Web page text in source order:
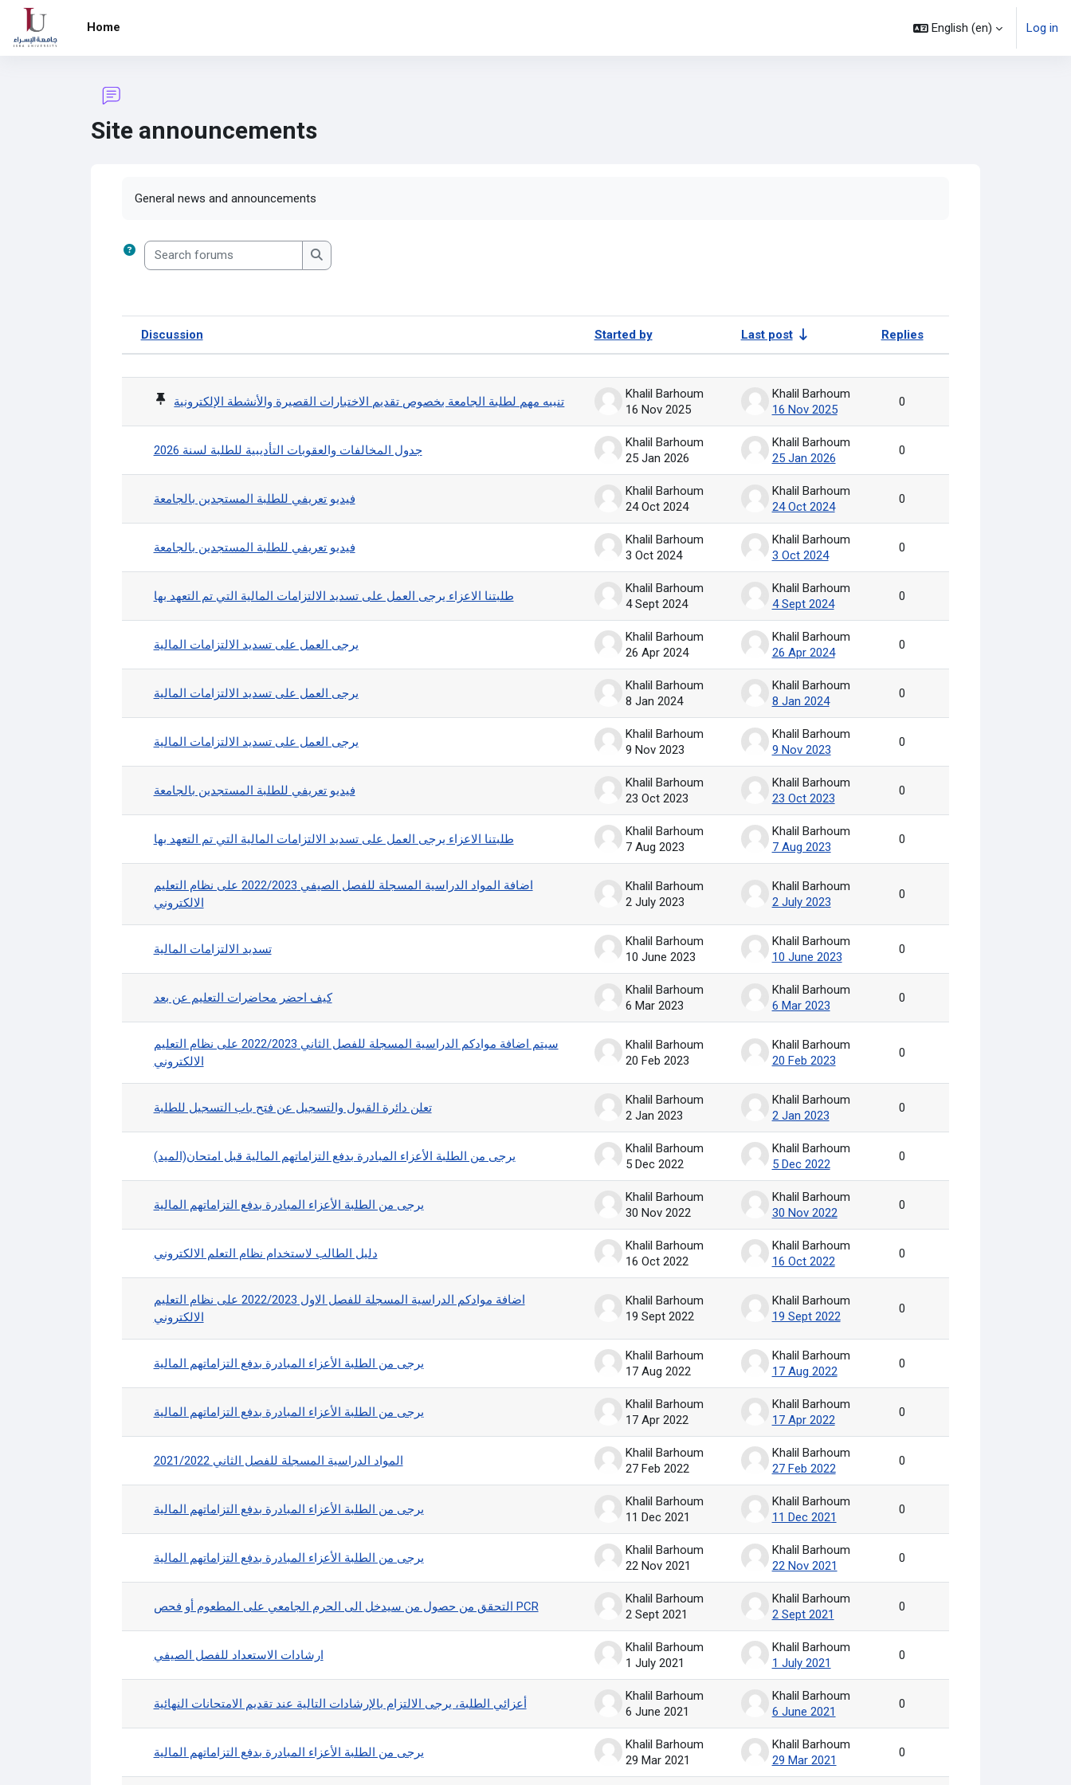
Skip to main content
Home
English ‎(en)‎ Log in
Site announcements
General news and announcements
Search forums
Search forums
Status
Discussion Started by Last post
Replies
Actions
تنبيه مهم لطلبة الجامعة بخصوص تقديم الاختبارات القصيرة والأنشطة الإلكترونية
Khalil Barhoum
16 Nov 2025
Khalil Barhoum
16 Nov 2025
0
جدول المخالفات والعقوبات التأديبية للطلبة لسنة 2026
Khalil Barhoum
25 Jan 2026
Khalil Barhoum
25 Jan 2026
0
فيديو تعريفي للطلبة المستجدين بالجامعة
Khalil Barhoum
24 Oct 2024
Khalil Barhoum
24 Oct 2024
0
فيديو تعريفي للطلبة المستجدين بالجامعة
Khalil Barhoum
3 Oct 2024
Khalil Barhoum
3 Oct 2024
0
طلبتنا الاعزاء يرجى العمل على تسديد الالتزامات المالية التي تم التعهد بها
Khalil Barhoum
4 Sept 2024
Khalil Barhoum
4 Sept 2024
0
يرجى العمل على تسديد الالتزامات المالية
Khalil Barhoum
26 Apr 2024
Khalil Barhoum
26 Apr 2024
0
يرجى العمل على تسديد الالتزامات المالية
Khalil Barhoum
8 Jan 2024
Khalil Barhoum
8 Jan 2024
0
يرجى العمل على تسديد الالتزامات المالية
Khalil Barhoum
9 Nov 2023
Khalil Barhoum
9 Nov 2023
0
فيديو تعريفي للطلبة المستجدين بالجامعة
Khalil Barhoum
23 Oct 2023
Khalil Barhoum
23 Oct 2023
0
طلبتنا الاعزاء يرجى العمل على تسديد الالتزامات المالية التي تم التعهد بها
Khalil Barhoum
7 Aug 2023
Khalil Barhoum
7 Aug 2023
0
اضافة المواد الدراسية المسجلة للفصل الصيفي 2022/2023 على نظام التعليم
الالكتروني
Khalil Barhoum
2 July 2023
Khalil Barhoum
2 July 2023
0
تسديد الالتزامات المالية
Khalil Barhoum
10 June 2023
Khalil Barhoum
10 June 2023
0
كيف احضر محاضرات التعليم عن بعد
Khalil Barhoum
6 Mar 2023
Khalil Barhoum
6 Mar 2023
0
سيتم اضافة موادكم الدراسية المسجلة للفصل الثاني 2022/2023 على نظام التعليم
الالكتروني
Khalil Barhoum
20 Feb 2023
Khalil Barhoum
20 Feb 2023
0
تعلن دائرة القبول والتسجيل عن فتح باب التسجيل للطلبة
Khalil Barhoum
2 Jan 2023
Khalil Barhoum
2 Jan 2023
0
يرجى من الطلبة الأعزاء المبادرة بدفع التزاماتهم المالية قبل امتحان(الميد)
Khalil Barhoum
5 Dec 2022
Khalil Barhoum
5 Dec 2022
0
يرجى من الطلبة الأعزاء المبادرة بدفع التزاماتهم المالية
Khalil Barhoum
30 Nov 2022
Khalil Barhoum
30 Nov 2022
0
دليل الطالب لاستخدام نظام التعلم الالكتروني
Khalil Barhoum
16 Oct 2022
Khalil Barhoum
16 Oct 2022
0
اضافة موادكم الدراسية المسجلة للفصل الاول 2022/2023 على نظام التعليم
الالكتروني
Khalil Barhoum
19 Sept 2022
Khalil Barhoum
19 Sept 2022
0
يرجى من الطلبة الأعزاء المبادرة بدفع التزاماتهم المالية
Khalil Barhoum
17 Aug 2022
Khalil Barhoum
17 Aug 2022
0
يرجى من الطلبة الأعزاء المبادرة بدفع التزاماتهم المالية
Khalil Barhoum
17 Apr 2022
Khalil Barhoum
17 Apr 2022
0
2021/2022 المواد الدراسية المسجلة للفصل الثاني
Khalil Barhoum
27 Feb 2022
Khalil Barhoum
27 Feb 2022
0
يرجى من الطلبة الأعزاء المبادرة بدفع التزاماتهم المالية
Khalil Barhoum
11 Dec 2021
Khalil Barhoum
11 Dec 2021
0
يرجى من الطلبة الأعزاء المبادرة بدفع التزاماتهم المالية
Khalil Barhoum
22 Nov 2021
Khalil Barhoum
22 Nov 2021
0
التحقق من حصول من سيدخل الى الحرم الجامعي على المطعوم أو فحص PCR
Khalil Barhoum
2 Sept 2021
Khalil Barhoum
2 Sept 2021
0
ارشادات الاستعداد للفصل الصيفي
Khalil Barhoum
1 July 2021
Khalil Barhoum
1 July 2021
0
أعزائي الطلبة، يرجى الالتزام بالإرشادات التالية عند تقديم الامتحانات النهائية
Khalil Barhoum
6 June 2021
Khalil Barhoum
6 June 2021
0
يرجى من الطلبة الأعزاء المبادرة بدفع التزاماتهم المالية
Khalil Barhoum
29 Mar 2021
Khalil Barhoum
29 Mar 2021
0